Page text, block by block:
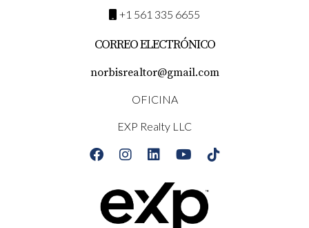
+1 561 335 6655
CORREO ELECTRÓNICO
norbisrealtor@gmail.com
OFICINA
EXP Realty LLC